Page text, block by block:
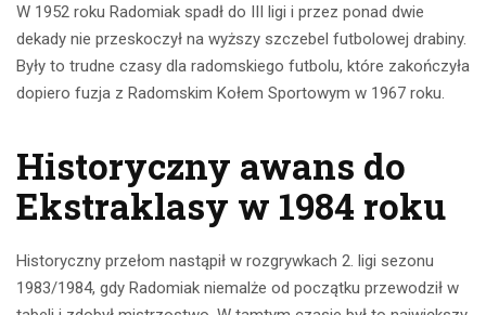
W 1952 roku Radomiak spadł do III ligi i przez ponad dwie
dekady nie przeskoczył na wyższy szczebel futbolowej drabiny.
Były to trudne czasy dla radomskiego futbolu, które zakończyła
dopiero fuzja z Radomskim Kołem Sportowym w 1967 roku.
Historyczny awans do
Ekstraklasy w 1984 roku
Historyczny przełom nastąpił w rozgrywkach 2. ligi sezonu
1983/1984, gdy Radomiak niemalże od początku przewodził w